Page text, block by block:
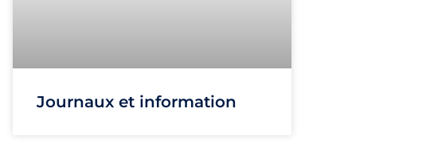
Journaux et information